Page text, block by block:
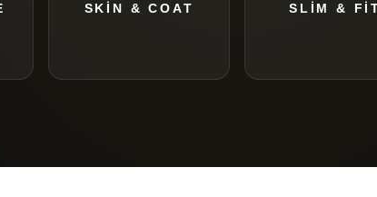
SKIN & COAT SLIM &